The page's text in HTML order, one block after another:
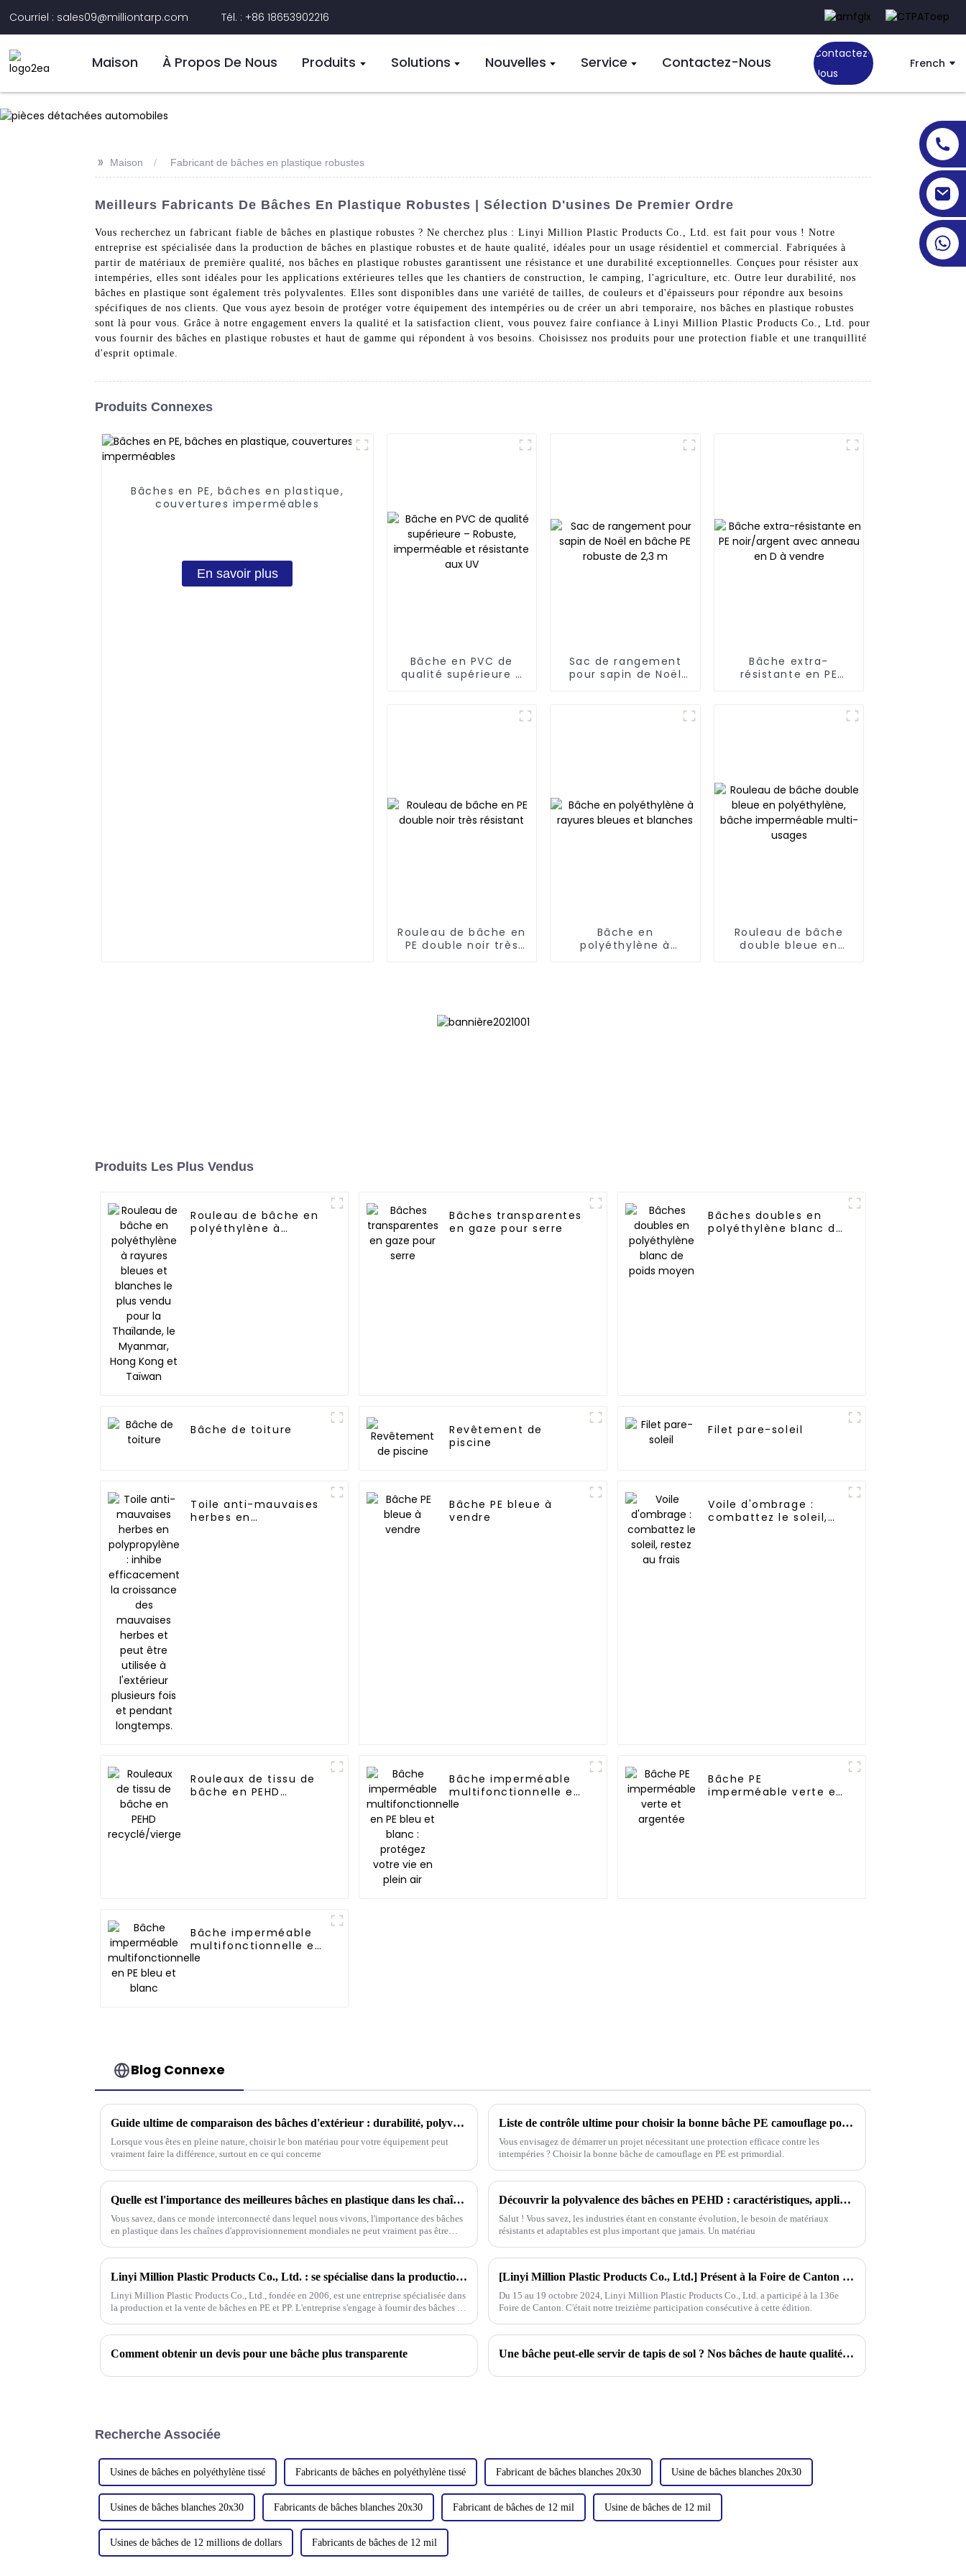
Courriel : sales09@milliontarp.com Tél. : +86 18653902216
Maison À Propos De Nous Produits Solutions Nouvelles Service Contactez-Nous
Contactez-
Nous
French
>> Maison Fabricant de bâches en plastique robustes
Meilleurs Fabricants De Bâches En Plastique Robustes | Sélection D'usines De Premier Ordre
Vous recherchez un fabricant fiable de bâches en plastique robustes ? Ne cherchez plus : Linyi Million Plastic Products Co., Ltd. est fait pour vous ! Notre
entreprise est spécialisée dans la production de bâches en plastique robustes et de haute qualité, idéales pour un usage résidentiel et commercial. Fabriquées à
partir de matériaux de première qualité, nos bâches en plastique robustes garantissent une résistance et une durabilité exceptionnelles. Conçues pour résister aux
intempéries, elles sont idéales pour les applications extérieures telles que les chantiers de construction, le camping, l'agriculture, etc. Outre leur durabilité, nos
bâches en plastique sont également très polyvalentes. Elles sont disponibles dans une variété de tailles, de couleurs et d'épaisseurs pour répondre aux besoins
spécifiques de nos clients. Que vous ayez besoin de protéger votre équipement des intempéries ou de créer un abri temporaire, nos bâches en plastique robustes
sont là pour vous. Grâce à notre engagement envers la qualité et la satisfaction client, vous pouvez faire confiance à Linyi Million Plastic Products Co., Ltd. pour
vous fournir des bâches en plastique robustes et haut de gamme qui répondent à vos besoins. Choisissez nos produits pour une protection fiable et une tranquillité
d'esprit optimale.
Produits Connexes
Bâches en PE, bâches en plastique,
couvertures imperméables
En savoir plus
Bâche en PVC de
qualité supérieure –
Sac de rangement
pour sapin de Noël
Bâche extra-
résistante en PE
Rouleau de bâche en
PE double noir très
Bâche en
polyéthylène à
Rouleau de bâche
double bleue en
Produits Les Plus Vendus
Rouleau de bâche en
polyéthylène à
Bâches transparentes
en gaze pour serre
Bâches doubles en
polyéthylène blanc de
Bâche de toiture
Revêtement de
piscine
Filet pare-soleil
Toile anti-mauvaises
herbes en
Bâche PE bleue à
vendre
Voile d'ombrage :
combattez le soleil,
Rouleaux de tissu de
bâche en PEHD
Bâche imperméable
multifonctionnelle en
PE bleu et blanc :
Bâche PE
imperméable verte et
Bâche imperméable
multifonctionnelle en
PE bleu et blanc
Blog Connexe
Guide ultime de comparaison des bâches d'extérieur : durabilité, polyvalence et rentabilité
Lorsque vous êtes en pleine nature, choisir le bon matériau pour votre équipement peut
vraiment faire la différence, surtout en ce qui concerne
Liste de contrôle ultime pour choisir la bonne bâche PE camouflage pour votre projet
Vous envisagez de démarrer un projet nécessitant une protection efficace contre les
intempéries ? Choisir la bonne bâche de camouflage en PE est primordial.
Quelle est l'importance des meilleures bâches en plastique dans les chaînes d'approvisionnement mondiales ?
Vous savez, dans ce monde interconnecté dans lequel nous vivons, l'importance des bâches
en plastique dans les chaînes d'approvisionnement mondiales ne peut vraiment pas être
Découvrir la polyvalence des bâches en PEHD : caractéristiques, applications et comment choisir la meilleure pour vos besoins
Salut ! Vous savez, les industries étant en constante évolution, le besoin de matériaux
résistants et adaptables est plus important que jamais. Un matériau
Linyi Million Plastic Products Co., Ltd. : se spécialise dans la production et la vente de bâches en PE et PP, a remporté de nombreuses certifications et brevets et participe activement aux e
Linyi Million Plastic Products Co., Ltd., fondée en 2006, est une entreprise spécialisée dans
la production et la vente de bâches en PE et PP. L'entreprise s'engage à fournir des bâches en
[Linyi Million Plastic Products Co., Ltd.] Présent à la Foire de Canton : Présentation de produits de bâche en PE haute performance
Du 15 au 19 octobre 2024, Linyi Million Plastic Products Co., Ltd. a participé à la 136e
Foire de Canton. C'était notre treizième participation consécutive à cette édition.
Comment obtenir un devis pour une bâche plus transparente Une bâche peut-elle servir de tapis de sol ? Nos bâches de haute qualité offrent la solution.
Recherche Associée
Usines de bâches en polyéthylène tissé Fabricants de bâches en polyéthylène tissé Fabricant de bâches blanches 20x30 Usine de bâches blanches 20x30
Usines de bâches blanches 20x30 Fabricants de bâches blanches 20x30 Fabricant de bâches de 12 mil Usine de bâches de 12 mil
Usines de bâches de 12 millions de dollars Fabricants de bâches de 12 mil